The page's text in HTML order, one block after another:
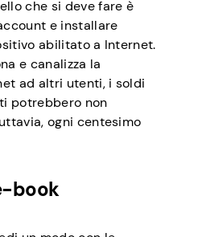
che si deve fare è
e installare
abilitato a Internet.
e canalizza la
ad altri utenti, i soldi
potrebbero non
ogni centesimo
book